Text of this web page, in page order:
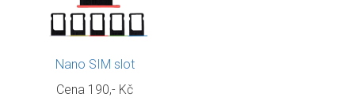
Nano SIM slot
Cena 190,- Kč